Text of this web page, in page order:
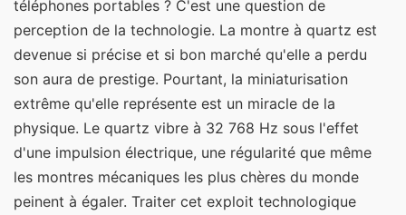
téléphones portables ? C'est une question de
perception de la technologie. La montre à quartz est
devenue si précise et si bon marché qu'elle a perdu
son aura de prestige. Pourtant, la miniaturisation
extrême qu'elle représente est un miracle de la
physique. Le quartz vibre à 32 768 Hz sous l'effet
d'une impulsion électrique, une régularité que même
les montres mécaniques les plus chères du monde
peinent à égaler. Traiter cet exploit technologique